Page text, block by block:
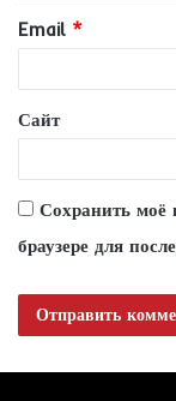
й
*
Email *
Сайт
Сохранить моё
браузере для